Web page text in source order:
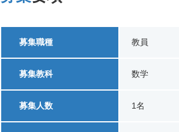
募集職種 教員
募集教科 数学
募集人数 1名